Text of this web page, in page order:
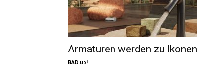
Armaturen werden zu Ikonen
BAD.up!